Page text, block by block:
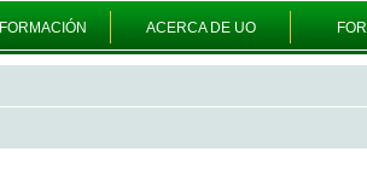
FORMACIÓN ACERCA DE UO